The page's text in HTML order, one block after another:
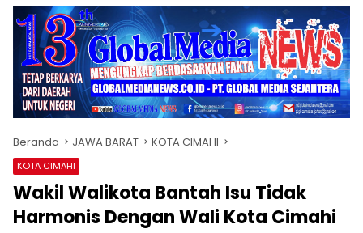
Beranda JAWA BARAT KOTA CIMAHI
KOTA CIMAHI
Wakil Walikota Bantah Isu Tidak
Harmonis Dengan Wali Kota Cimahi